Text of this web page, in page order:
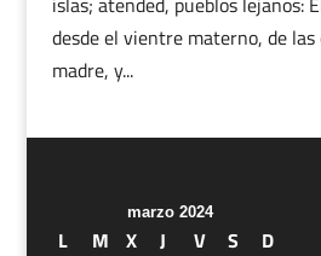
desde el vientre materno, de
madre, y...
marzo 2024
L M X J V S
D